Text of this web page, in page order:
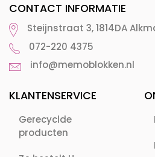
CONTACT INFORMATIE
Steijnstraat 3, 1814DA
072-220 4375
info@memoblokken.nl
KLANTENSERVICE
Gerecyclde
producten